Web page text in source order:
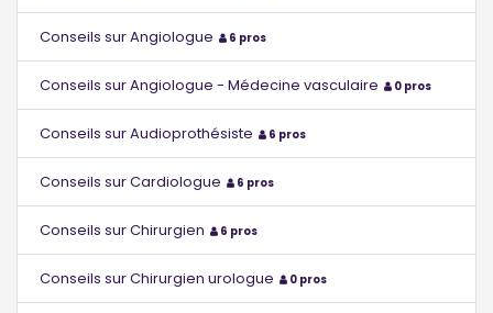
Conseils sur Angiologue 6 pros
Conseils sur Angiologue - Médecine vasculaire 0 pros
Conseils sur Audioprothésiste 6 pros
Conseils sur Cardiologue 6 pros
Conseils sur Chirurgien 6 pros
Conseils sur Chirurgien urologue 0 pros